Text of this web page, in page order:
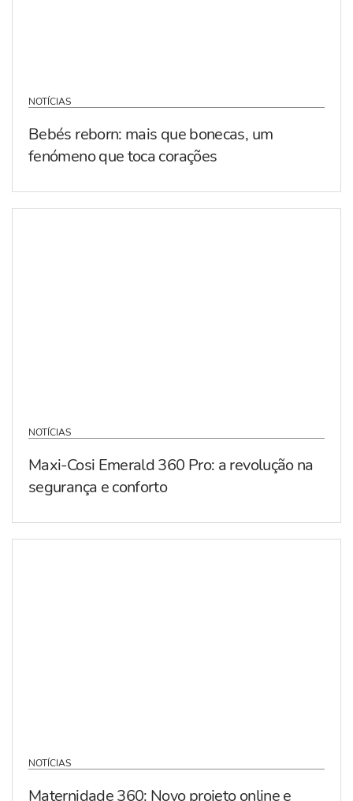
NOTÍCIAS
Bebés reborn: mais que bonecas, um
fenómeno que toca corações
NOTÍCIAS
Maxi-Cosi Emerald 360 Pro: a revolução na
segurança e conforto
NOTÍCIAS
Maternidade 360: Novo projeto online e